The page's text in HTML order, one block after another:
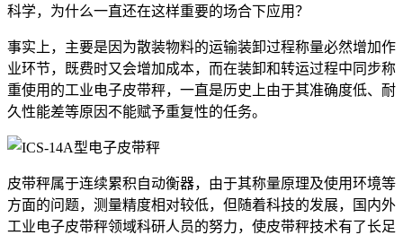
科学，为什么一直还在这样重要的场合下应用？
事实上，主要是因为散装物料的运输装卸过程称量必然增加作
业环节，既费时又会增加成本，而在装卸和转运过程中同步称
重使用的工业电子皮带秤，一直是历史上由于其准确度低、耐
久性能差等原因不能赋予重复性的任务。
皮带秤属于连续累积自动衡器，由于其称量原理及使用环境等
方面的问题，测量精度相对较低，但随着科技的发展，国内外
工业电子皮带秤领域科研人员的努力，使皮带秤技术有了长足